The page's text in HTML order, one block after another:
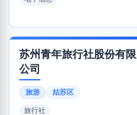
苏州青年旅行社股份有限
公司
旅游 姑苏区
旅行社